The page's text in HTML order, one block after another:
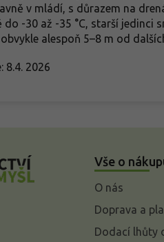
v mládí, s důrazem na
-30 až -35 °C, starší jedinci
alespoň 5–8 m od
8.4. 2026
Vše o
O nás
Doprava a
Dodací lhůty